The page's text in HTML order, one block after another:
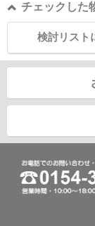
チェックした
検討リスト